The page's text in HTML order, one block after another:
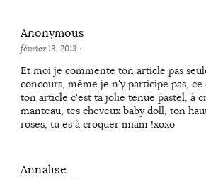
Anonymous
février 13, 2013 ·
Et moi je commente ton article pas
concours, même je n'y participe pas, ce
ton article c'est ta jolie tenue pastel, à
manteau, tes cheveux baby doll, ton
roses, tu es à croquer miam !xoxo
Annalise